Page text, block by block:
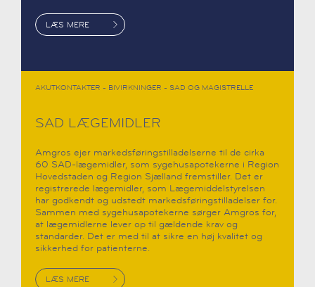
LÆS MERE
AKUTKONTAKTER - BIVIRKNINGER - SAD OG MAGISTRELLE
SAD LÆGEMIDLER
Amgros ejer markedsføringstilladelserne til de cirka
60 SAD-lægemidler, som sygehusapotekerne i Region
Hovedstaden og Region Sjælland fremstiller. Det er
registrerede lægemidler, som Lægemiddelstyrelsen
har godkendt og udstedt markedsføringstilladelser for.
Sammen med sygehusapotekerne sørger Amgros for,
at lægemidlerne lever op til gældende krav og
standarder. Det er med til at sikre en høj kvalitet og
sikkerhed for patienterne.
LÆS MERE